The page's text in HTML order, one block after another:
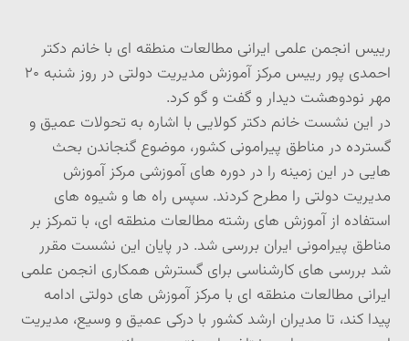
رییس انجمن علمی ایرانی مطالعات منطقه ای با خانم دکتر
احمدی پور رییس مرکز آموزش مدیریت دولتی در روز شنبه ۲۰
مهر نودوهشت دیدار و گفت و گو کرد.
در این نشست خانم دکتر کولایی با اشاره به تحولات عمیق و
گسترده در مناطق پیرامونی کشور، موضوع گنجاندن بحث
هایی در این زمینه را در دوره های آموزشی مرکز آموزش
مدیریت دولتی را مطرح کردند. سپس راه ها و شیوه های
استفاده از آموزش های رشته مطالعات منطقه ای، با تمرکز بر
مناطق پیرامونی ایران بررسی شد. در پایان این نشست مقرر
شد بررسی های کارشناسی برای گسترش همکاری انجمن علمی
ایرانی مطالعات منطقه ای با مرکز آموزش های دولتی ادامه
پیدا کند، تا مدیران ارشد کشور با درکی عمیق و وسیع، مدیریت